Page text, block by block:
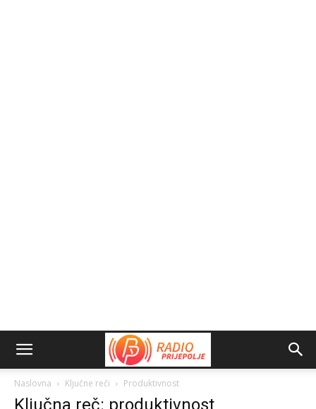
Naslovna Ključne reči Produktivnost
Ključna reč: produktivnost